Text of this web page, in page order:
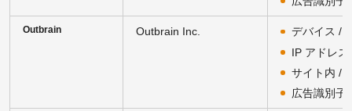
Outbrain Outbrain Inc.
デバイス /
IP アドレス
サイト内 /
広告識別子